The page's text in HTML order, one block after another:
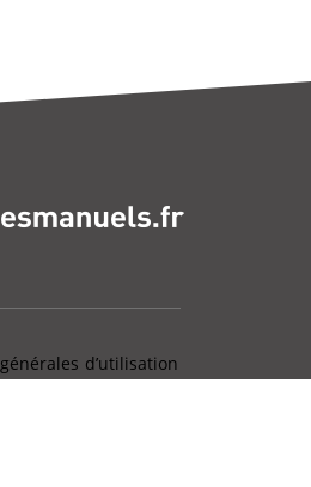
d’utilisation